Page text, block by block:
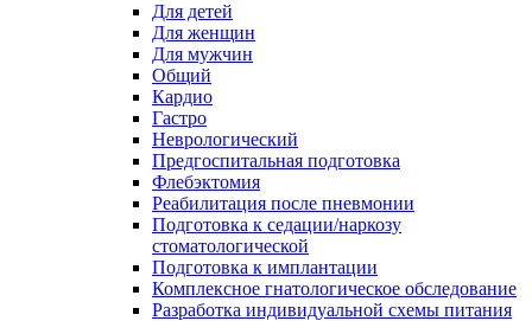
Для детей
Для женщин
Для мужчин
Общий
Кардио
Гастро
Неврологический
Предгоспитальная подготовка
Флебэктомия
Реабилитация после пневмонии
Подготовка к седации/наркозу
стоматологической
Подготовка к имплантации
Комплексное гнатологическое обследование
Разработка индивидуальной схемы питания